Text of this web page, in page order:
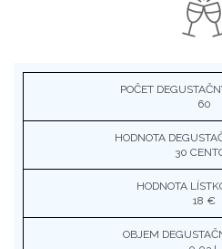
POČET
60
HODNOTA
30
HODNOTA
18 €
OBJEM